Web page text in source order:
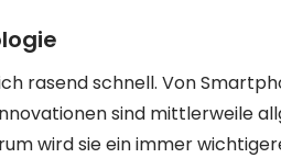
rasend schnell. Von
sind mittlerweile
wird sie ein immer